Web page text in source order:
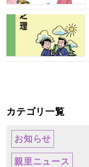
カテゴリ一覧
お知らせ
親里ニュース